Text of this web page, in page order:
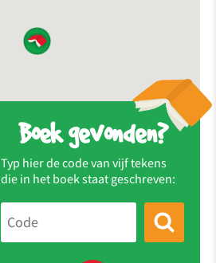
Boek gevonden?
Typ hier de code van vijf tekens
die in het boek staat geschreven: